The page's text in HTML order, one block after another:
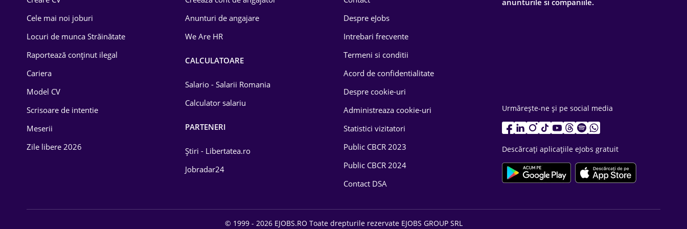
Drept
Educație / Training
Energetică
Farma
Cele mai noi joburi
Locuri de munca Străinătate
Raportează conținut ilegal
Cariera
Model CV
Scrisoare de intentie
Meserii
Zile libere 2026
Anunturi de angajare
We Are HR
CALCULATOARE
Salario - Salarii Romania
Calculator salariu
PARTENERI
Știri - Libertatea.ro
Jobradar24
Despre eJobs
Intrebari frecvente
Termeni si conditii
Acord de confidentialitate
Despre cookie-uri
Administreaza cookie-uri
Statistici vizitatori
Public CBCR 2023
Public CBCR 2024
Contact DSA
anunturile si companiile.
Urmărește-ne și pe social media
Descărcați aplicațiile eJobs gratuit
© 1999 - 2026 EJOBS.RO Toate drepturile rezervate EJOBS GROUP SRL